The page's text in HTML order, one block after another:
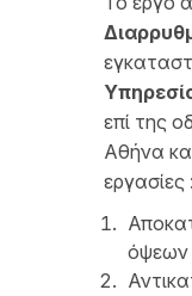
επί της
Αθήνα
εργασίες :
όψεων